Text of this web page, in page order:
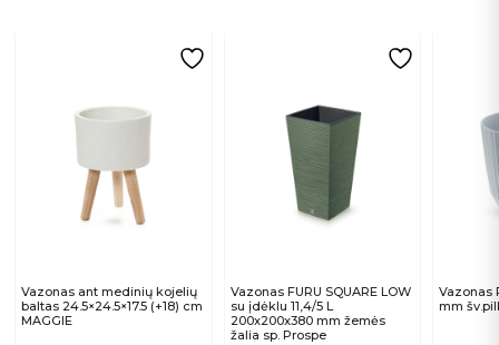
Vazonas ant medinių kojelių
baltas 24.5×24.5×17.5 (+18) cm
MAGGIE
Vazonas FURU SQUARE LOW
su įdėklu 11,4/5 L
200x200x380 mm žemės
žalia sp. Prospe
Vazonas
mm